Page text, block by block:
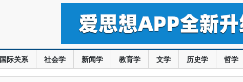
国际关系 社会学 新闻学 教育学 文学 历史学 哲学